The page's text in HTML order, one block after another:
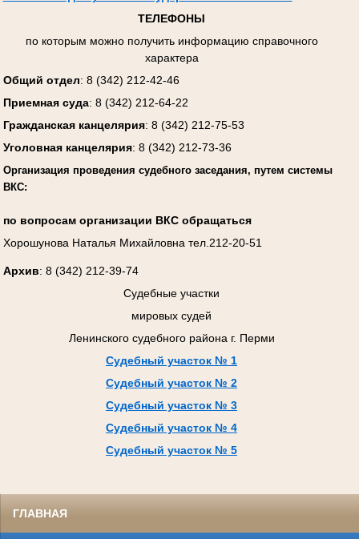
ТЕЛЕФОНЫ
по которым можно получить информацию справочного
характера
Общий отдел: 8 (342) 212-42-46
Приемная суда: 8 (342) 212-64-22
Гражданская канцелярия: 8 (342) 212-75-53
Уголовная канцелярия: 8 (342) 212-73-36
Организация проведения судебного заседания, путем системы
ВКС:
по вопросам организации ВКС обращаться
Хорошунова Наталья Михайловна тел.212-20-51
Архив: 8 (342) 212-39-74
Судебные участки
мировых судей
Ленинского судебного района г. Перми
Судебный участок № 1
Судебный участок № 2
Судебный участок № 3
Судебный участок № 4
Судебный участок № 5
ГЛАВНАЯ